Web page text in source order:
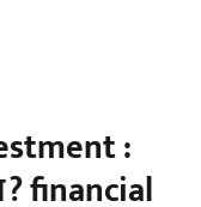
:
financial